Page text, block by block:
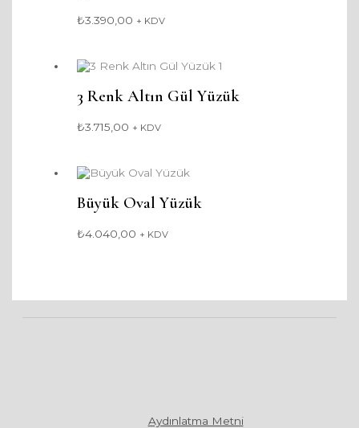
₺3.390,00 + KDV
3 Renk Altın Gül Yüzük
₺3.715,00 + KDV
Büyük Oval Yüzük
₺4.040,00 + KDV
Aydınlatma Metni